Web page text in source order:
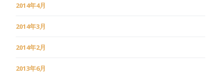
2014年4月
2014年3月
2014年2月
2013年6月